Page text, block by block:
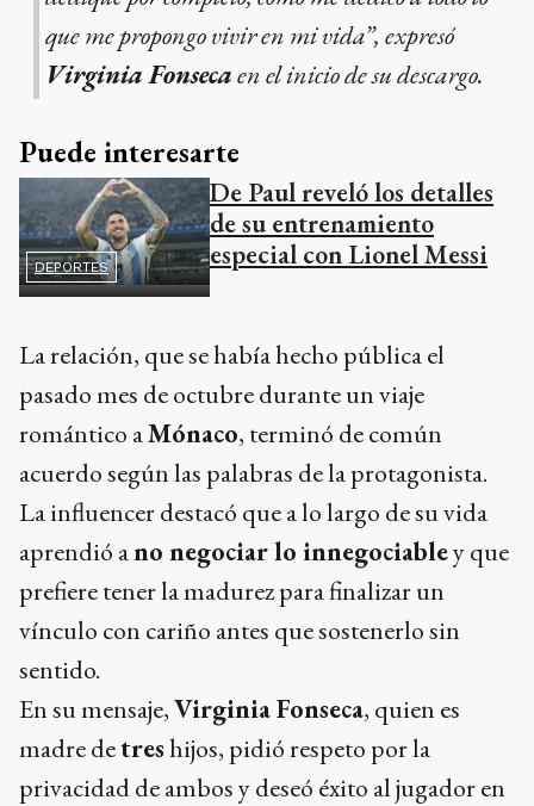
que me propongo vivir en mi vida”, expresó
Virginia Fonsecaen el inicio de su descargo.
Puede interesarte
DEPORTES
De Paul reveló los detalles
de su entrenamiento
especial con Lionel Messi
La relación, que se había hecho pública el
pasado mes de octubre durante un viaje
romántico aMónaco, terminó de común
acuerdo según las palabras de la protagonista.
La influencer destacó que a lo largo de su vida
aprendió ano negociar lo innegociabley que
prefiere tener la madurez para finalizar un
vínculo con cariño antes que sostenerlo sin
sentido.
En su mensaje,Virginia Fonseca, quien es
madre detreshijos, pidió respeto por la
privacidad de ambos y deseó éxito al jugador en